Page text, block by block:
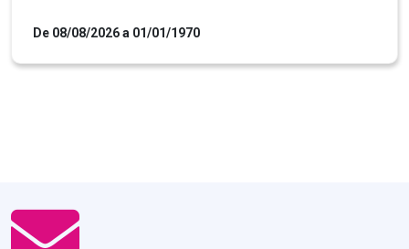
De 08/08/2026 a 01/01/1970